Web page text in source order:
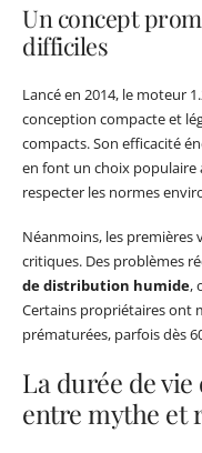
Un concept
difficiles
Lancé en 2014, le moteur
conception compacte et
compacts. Son efficacité
en font un choix populaire
respecter les normes
Néanmoins, les premières
critiques. Des problèmes
de distribution humide,
Certains propriétaires ont
prématurées, parfois dès
La durée de vie
entre mythe et